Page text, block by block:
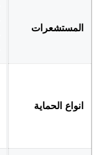
المستشعرات
انواع الحماية